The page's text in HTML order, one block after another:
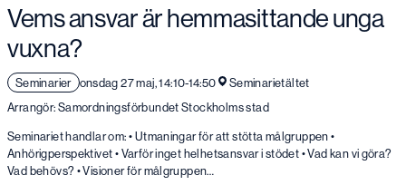
Vems ansvar är hemmasittande unga
vuxna?
Seminarier onsdag 27 maj, 14:10-14:50
Seminarietältet
Arrangör: Samordningsförbundet Stockholms stad
Seminariet handlar om: • Utmaningar för att stötta målgruppen •
Anhörigperspektivet • Varför inget helhetsansvar i stödet • Vad kan vi göra?
Vad behövs? • Visioner för målgruppen…